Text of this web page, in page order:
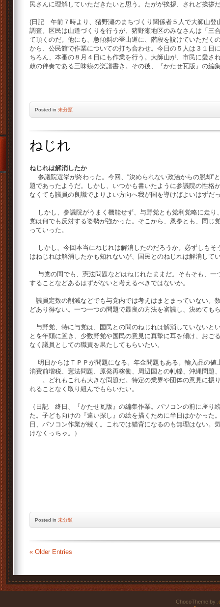
民さんに理解していただきたいと思う。たがが挨拶、されど挨拶
(日記 午前７時より、猪野瀬のまちづくり関係者５人で大師山登
調査。区民は山道づくりを行うが、猪野瀬地区のみなさんは「三
て頂くのだ。他にも、急傾斜の登山道に、階段を設けていただく
から、公民館で作業についての打ち合わせ。今日の５人は３１日
ちろん、本番の８月４日にも作業を行う。大師山が、市民に愛さ
鼓の伴奏である三味線の楽譜書き。その後、『かたせ瓦版』の編
Posted in 未分類
ねじれ
ねじれは解消したか
参議院選挙が終わった。今回、“決められない政治からの脱却”
題であったようだ。しかし、いつかも書いたように参議院の性格
なくても議員の良識でよりよい方向へ我が国を導けばよいはずだ
しかし、参議院がうまく機能せず、与野党とも党利党略に走り
党は何でも反対する姿勢が強かった。そこから、衆参とも、同じ
っていった。
しかし、今回本当にねじれは解消したのだろうか。必ずしもそ
はねじれは解消したかも知れないが、国民とのねじれは解消して
与党の間でも、憲法問題などはねじれたままだ。そもそも、一
することなどあるはずがないと考えるべきではないか。
議員定数の削減などでも与党内では考えはまとまっていない。
どあり得ない。一つ一つの問題で最良の方法を審議し、決めても
与野党、特に与党は、国民との間のねじれは解消していないと
とを年頭に置き、少数野党や国民の意見に真摯に耳を傾け、おご
なく議員としての職責を果たしてもらいたい。
明日からはＴＰＰが問題になる。年金問題もある。輸入品の値
消費前増税、憲法問題、原発再稼働、周辺国との軋轢、沖縄問題
……。どれもこれも大きな問題だ。特定の業界や団体の意見に振
れることなく取り組んでもらいたい。
（日記 終日、『かたせ瓦版』の編集作業。パソコンの前に座り
た。子ども向けの『違い探し』の絵を描くために半日はかかった
日、パソコン作業が続く。これでは猫背になるのも無理はない。
けなくっちゃ。）
Posted in 未分類
« Older Entries
ChocoTheme by